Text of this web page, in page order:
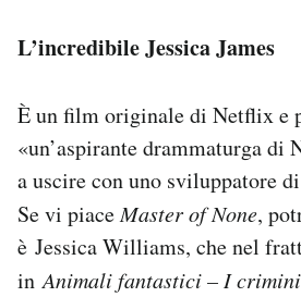
L’incredibile Jessica James
È un film originale di Netflix e
«un’aspirante drammaturga di
a uscire con uno sviluppatore
Se vi piaceMaster of None,
è Jessica Williams, che nel
inAnimali fantastici – I